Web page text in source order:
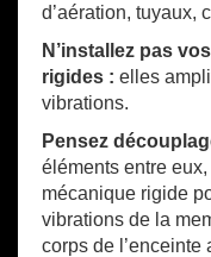
d’aération, tuyaux,
N’installez pas
rigides : elles
vibrations.
Pensez
éléments entre
mécanique rigide
vibrations de la
corps de l’enceinte